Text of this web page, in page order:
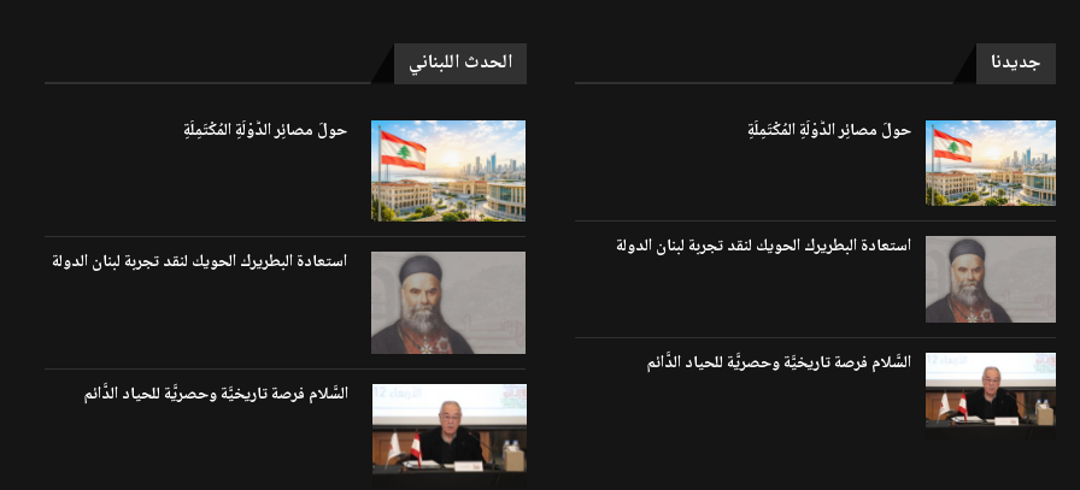
جديدنا
حولَ مصائِر الدَّوْلَةِ المُكْتَمِلَةِ
استعادة البطريرك الحويك لنقد تجربة لبنان الدولة
السَّلام فرصة تاريخيَّة وحصريَّة للحياد الدَّائم
الحدث اللبناني
حولَ مصائِر الدَّوْلَةِ المُكْتَمِلَةِ
استعادة البطريرك الحويك لنقد تجربة لبنان الدولة
السَّلام فرصة تاريخيَّة وحصريَّة للحياد الدَّائم